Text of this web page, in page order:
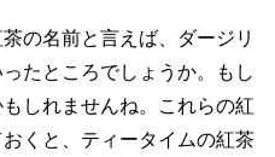
の名前と言えば、ダージリ
たところでしょうか。もし
しれませんね。これらの紅
くと、ティータイムの紅茶